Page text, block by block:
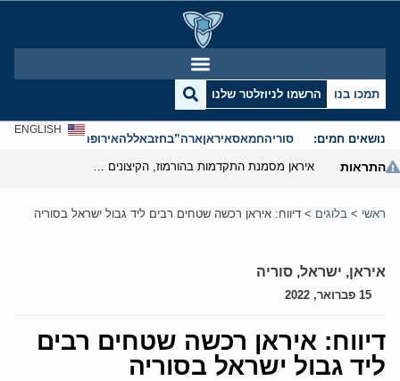
תמכו בנו הרשמו לניוזלטר שלנו
נושאים חמים: סוריהחמאסאיראןארה”בחזבאללהאירופהאנטישמיות
ENGLISH
התראות
ראשי > בלוגים > דיווח: איראן רכשה שטחים רבים ליד גבול ישראל בסוריה
איראן, ישראל, סוריה
15 פברואר, 2022
דיווח: איראן רכשה שטחים רבים
ליד גבול ישראל בסוריה